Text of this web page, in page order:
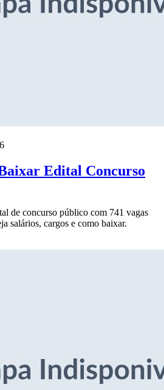
Edital Concurso
de concurso público com 741 vagas
salários, cargos e como baixar.